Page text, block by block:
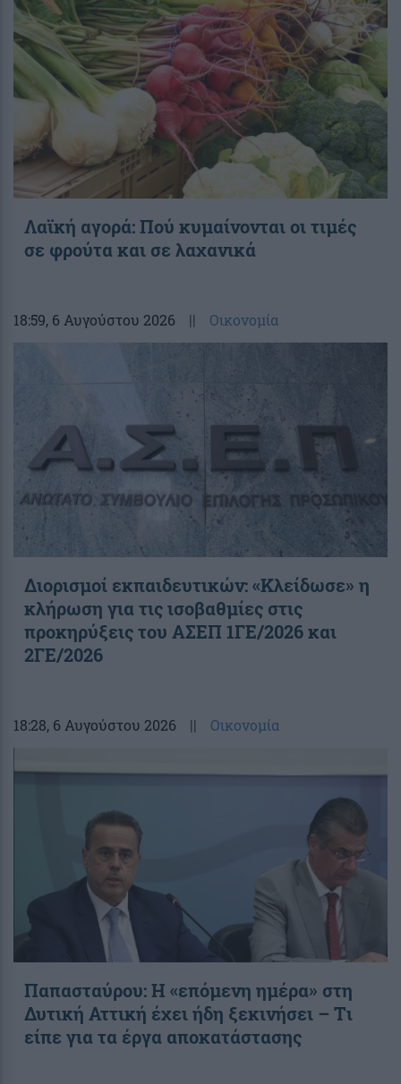
Λαϊκή αγορά: Πού κυμαίνονται οι τιμές
σε φρούτα και σε λαχανικά
18:59, 6 Αυγούστου 2026 || Οικονομία
Διορισμοί εκπαιδευτικών: «Κλείδωσε» η
κλήρωση για τις ισοβαθμίες στις
προκηρύξεις του ΑΣΕΠ 1ΓΕ/2026 και
2ΓΕ/2026
18:28, 6 Αυγούστου 2026 || Οικονομία
Παπασταύρου: Η «επόμενη ημέρα» στη
Δυτική Αττική έχει ήδη ξεκινήσει – Tι
είπε για τα έργα αποκατάστασης